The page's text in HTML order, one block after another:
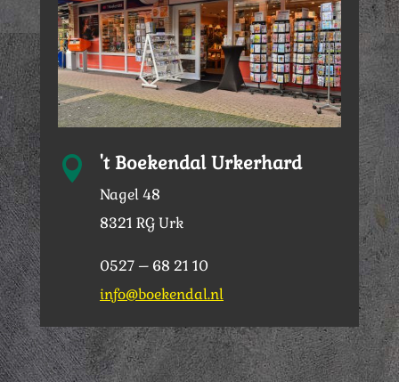
 't Boekendal Urkerhard
Nagel 48
8321 RG Urk
0527 – 68 21 10
info@boekendal.nl